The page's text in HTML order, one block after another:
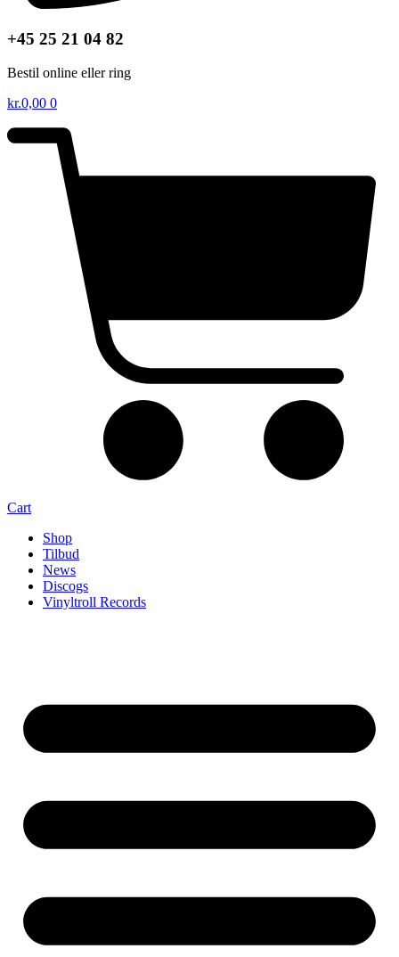
+45 25 21 04 82
Bestil online eller ring
kr.0,00 0
Cart
Shop
Tilbud
News
Discogs
Vinyltroll Records